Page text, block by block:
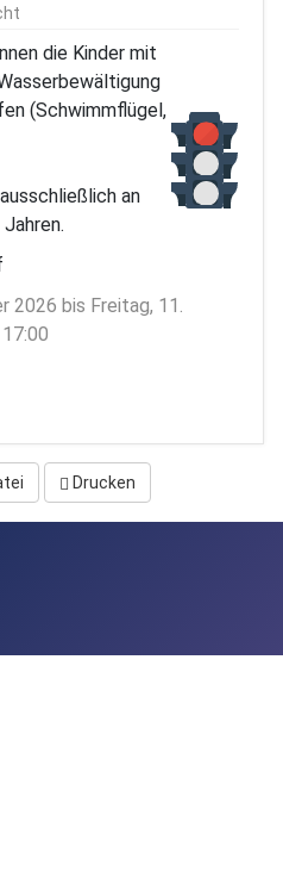
die Kinder mit
(Schwimmflügel,
an
2026 bis Freitag, 11.
Drucken